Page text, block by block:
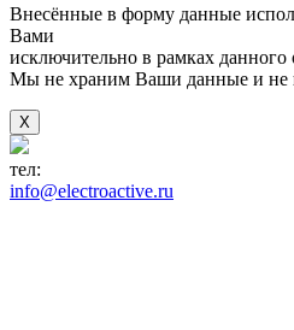
Внесённые в форму данные
Вами
исключительно в рамках данного
Мы не храним Ваши данные и не
X
тел:
info@electroactive.ru